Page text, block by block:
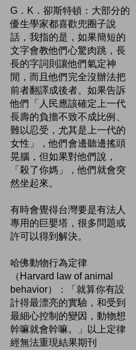
G．K．卻斯特頓：大部分的
優生學家都喜歡兜圈子說
話，我指的是，如果簡短的
文字會教他們心驚肉跳，長
長的字詞則讓他們氣定神
閒，而且他們完全沒辦法把
前者翻譯成後者。如果告訴
他們「人民應該確定上一代
長壽的負擔不致不成比例、
難以忍受，尤其是上一代的
女性」，他們會邊聽邊搖頭
晃腦，但如果對他們說，
「殺了你媽」，他們就會突
然坐起來。
有時會覺得台灣要是有法人
專用的巨嬰塔，很多問題或
許可以得到解決。
哈佛動物行為定律
（Harvard law of animal
behavior）：「就算你有設
計得最漂亮的實驗，和受到
最細心控制的變因，動物想
幹嘛就會幹嘛。」以上定律
經無法重現結果期刊